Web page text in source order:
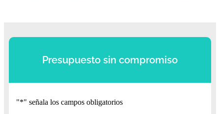
Presupuesto sin compromiso
"*" señala los campos obligatorios